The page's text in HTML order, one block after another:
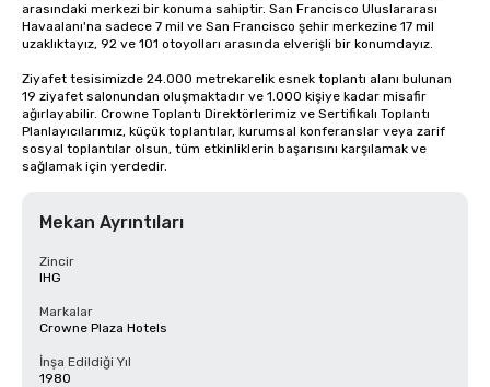
arasındaki merkezi bir konuma sahiptir. San Francisco Uluslararası
Havaalanı'na sadece 7 mil ve San Francisco şehir merkezine 17 mil
uzaklıktayız, 92 ve 101 otoyolları arasında elverişli bir konumdayız.
Ziyafet tesisimizde 24.000 metrekarelik esnek toplantı alanı bulunan
19 ziyafet salonundan oluşmaktadır ve 1.000 kişiye kadar misafir
ağırlayabilir. Crowne Toplantı Direktörlerimiz ve Sertifikalı Toplantı
Planlayıcılarımız, küçük toplantılar, kurumsal konferanslar veya zarif
sosyal toplantılar olsun, tüm etkinliklerin başarısını karşılamak ve
sağlamak için yerdedir.
Mekan Ayrıntıları
Zincir
IHG
Markalar
Crowne Plaza Hotels
İnşa Edildiği Yıl
1980